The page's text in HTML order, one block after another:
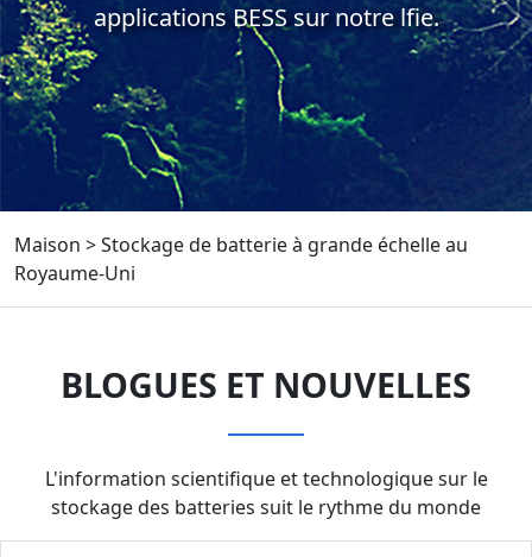
applications BESS sur notre lfie.
Maison >Stockage de batterie à grande échelle au
Royaume-Uni
BLOGUES ET NOUVELLES
L'information scientifique et technologique sur le
stockage des batteries suit le rythme du monde